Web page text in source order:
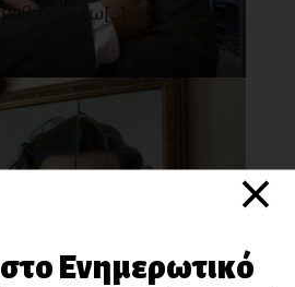
στη ζω[...]
αυτό το λάθος!
×
Ενημερωτικό